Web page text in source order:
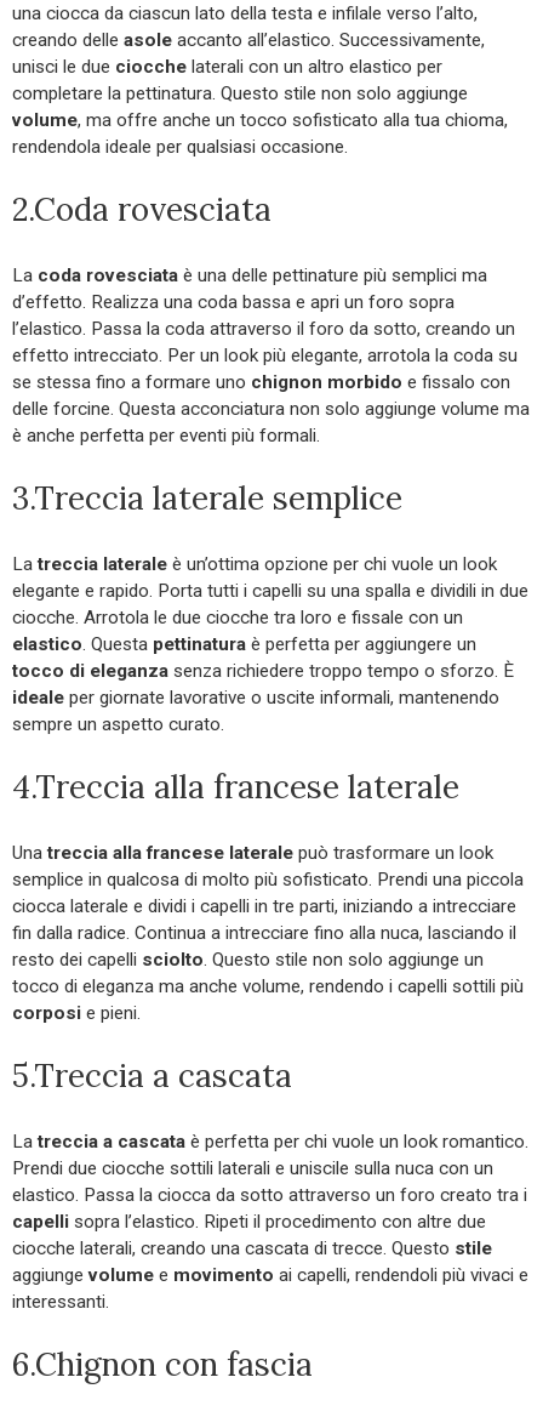
una ciocca da ciascun lato della testa e infilale verso l’alto,
creando delle asole accanto all’elastico. Successivamente,
unisci le due ciocche laterali con un altro elastico per
completare la pettinatura. Questo stile non solo aggiunge
volume, ma offre anche un tocco sofisticato alla tua chioma,
rendendola ideale per qualsiasi occasione.
2.Coda rovesciata
La coda rovesciata è una delle pettinature più semplici ma
d’effetto. Realizza una coda bassa e apri un foro sopra
l’elastico. Passa la coda attraverso il foro da sotto, creando un
effetto intrecciato. Per un look più elegante, arrotola la coda su
se stessa fino a formare uno chignon morbido e fissalo con
delle forcine. Questa acconciatura non solo aggiunge volume ma
è anche perfetta per eventi più formali.
3.Treccia laterale semplice
Latreccia laterale è un’ottima opzione per chi vuole un look
elegante e rapido. Porta tutti i capelli su una spalla e dividili in due
ciocche. Arrotola le due ciocche tra loro e fissale con un
elastico. Questa pettinatura è perfetta per aggiungere un
tocco di eleganza senza richiedere troppo tempo o sforzo. È
ideale per giornate lavorative o uscite informali, mantenendo
sempre un aspetto curato.
4.Treccia alla francese laterale
Unatreccia alla francese laterale può trasformare un look
semplice in qualcosa di molto più sofisticato. Prendi una piccola
ciocca laterale e dividi i capelli in tre parti, iniziando a intrecciare
fin dalla radice. Continua a intrecciare fino alla nuca, lasciando il
resto dei capelli sciolto. Questo stile non solo aggiunge un
tocco di eleganza ma anche volume, rendendo i capelli sottili più
corposi e pieni.
5.Treccia a cascata
Latreccia a cascata è perfetta per chi vuole un look romantico.
Prendi due ciocche sottili laterali e uniscile sulla nuca con un
elastico. Passa la ciocca da sotto attraverso un foro creato tra i
capelli sopra l’elastico. Ripeti il procedimento con altre due
ciocche laterali, creando una cascata di trecce. Questo stile
aggiungevolume e movimento ai capelli, rendendoli più vivaci e
interessanti.
6.Chignon con fascia